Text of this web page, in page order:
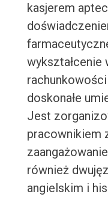
kasjerem
wykształcenie
doskonałe
Jest
pracownikiem
również
angielskim i